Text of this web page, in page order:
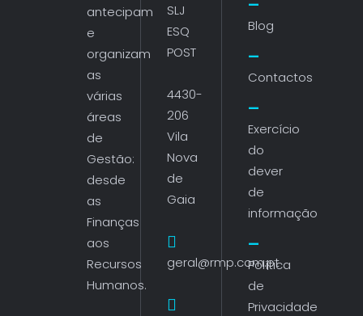
antecipam
e
organizam
as
várias
áreas
de
Gestão:
desde
as
Finanças
aos
Recursos
Humanos.
SLJ
ESQ
POST
4430-
206
Vila
Nova
de
Gaia
geral@rmp.com.pt
Blog
Contactos
Exercício
do
dever
de
informação
Política
de
Privacidade